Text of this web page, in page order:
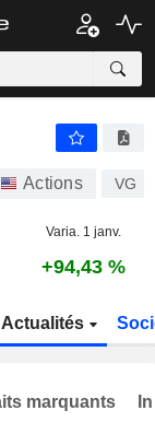
Actions VG
Varia. 1 janv.
+94,43 %
Actualités
marquants